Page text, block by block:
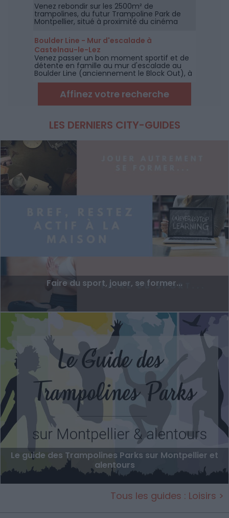
Venez rebondir sur les 2500m² de
trampolines, du futur Trampoline Park de
Montpellier, situé à proximité du cinéma
CGR de Lattes.
Boulder Line - Mur d'escalade à
Castelnau-le-Lez
Venez passer un bon moment sportif et de
détente en famille au mur d'escalade au
Boulder Line (anciennement le Block Out), à
coté de Montpellier.
Affinez votre recherche
LES DERNIERS CITY-GUIDES
Faire du sport, jouer, se former...
Le guide des Trampolines Parks sur Montpellier et
alentours
Tous les guides : Loisirs >